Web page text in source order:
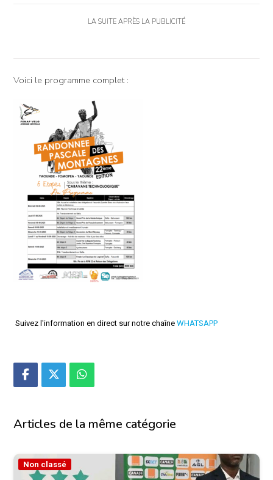
LA SUITE APRÈS LA PUBLICITÉ
Voici le programme complet :
Suivez l'information en direct sur notre chaîne WHATSAPP
Articles de la même catégorie
Non classé